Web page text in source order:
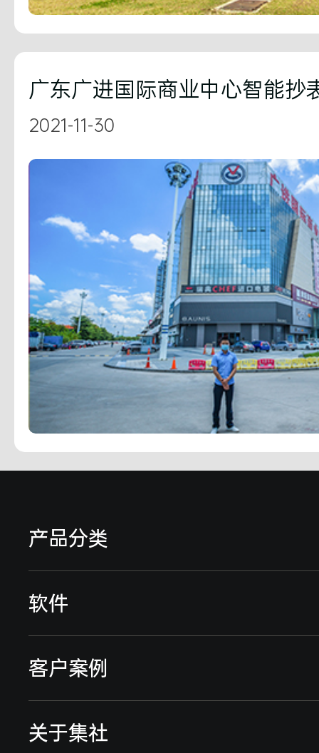
2021-11-30
产品分类
远程智能电表
远传智能水表
采集终端
软件
远程预付费系统
能耗监测系统
客户案例
典型案例
关于集社